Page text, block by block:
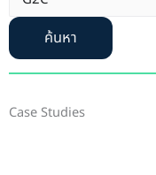
ค้นหา
Case Studies